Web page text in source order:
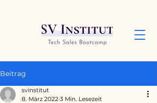
Beitrag
svinstitut
8. März 2022 3 Min. Lesezeit